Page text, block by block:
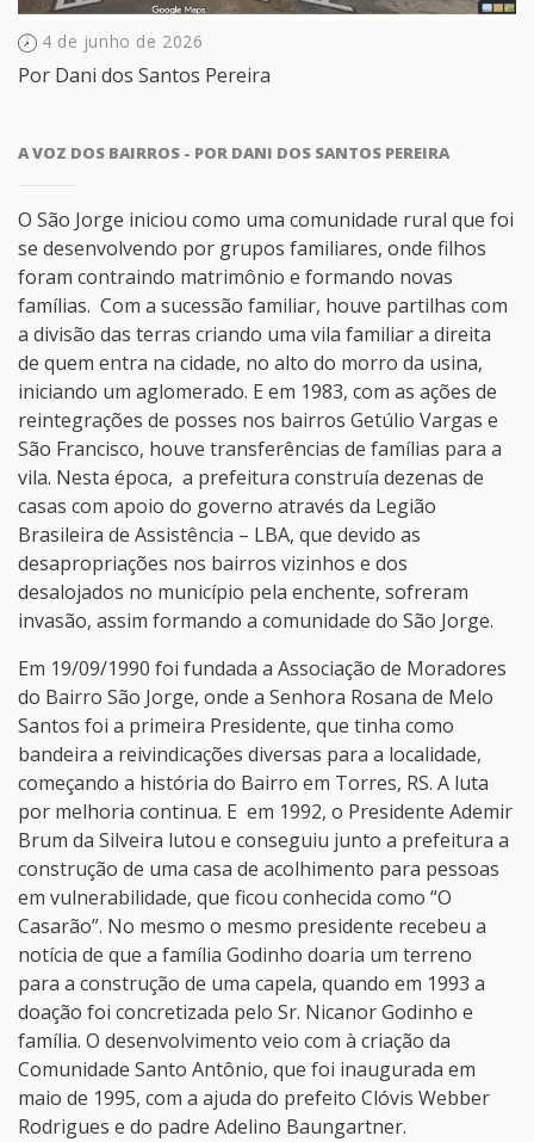
4 de junho de 2026
Por Dani dos Santos Pereira
A VOZ DOS BAIRROS - POR DANI DOS SANTOS PEREIRA
O São Jorge iniciou como uma comunidade rural que foi
se desenvolvendo por grupos familiares, onde filhos
foram contraindo matrimônio e formando novas
famílias. Com a sucessão familiar, houve partilhas com
a divisão das terras criando uma vila familiar a direita
de quem entra na cidade, no alto do morro da usina,
iniciando um aglomerado. E em 1983, com as ações de
reintegrações de posses nos bairros Getúlio Vargas e
São Francisco, houve transferências de famílias para a
vila. Nesta época, a prefeitura construía dezenas de
casas com apoio do governo através da Legião
Brasileira de Assistência – LBA, que devido as
desapropriações nos bairros vizinhos e dos
desalojados no município pela enchente, sofreram
invasão, assim formando a comunidade do São Jorge.
Em 19/09/1990 foi fundada a Associação de Moradores
do Bairro São Jorge, onde a Senhora Rosana de Melo
Santos foi a primeira Presidente, que tinha como
bandeira a reivindicações diversas para a localidade,
começando a história do Bairro em Torres, RS. A luta
por melhoria continua. E em 1992, o Presidente Ademir
Brum da Silveira lutou e conseguiu junto a prefeitura a
construção de uma casa de acolhimento para pessoas
em vulnerabilidade, que ficou conhecida como “O
Casarão”. No mesmo o mesmo presidente recebeu a
notícia de que a família Godinho doaria um terreno
para a construção de uma capela, quando em 1993 a
doação foi concretizada pelo Sr. Nicanor Godinho e
família. O desenvolvimento veio com à criação da
Comunidade Santo Antônio, que foi inaugurada em
maio de 1995, com a ajuda do prefeito Clóvis Webber
Rodrigues e do padre Adelino Baungartner.